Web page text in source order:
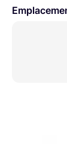
Voir mes